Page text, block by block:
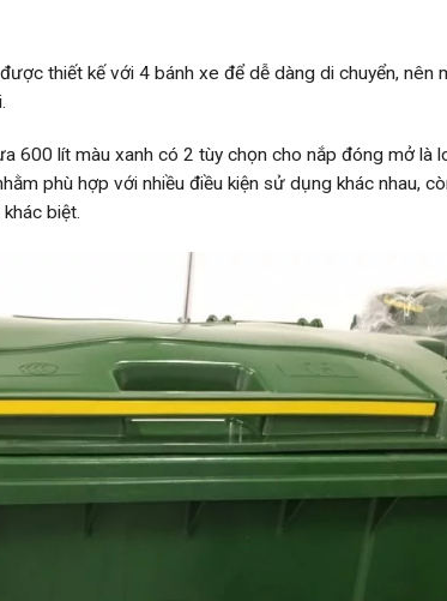
thiết kế với 4 bánh xe để dễ dàng di chuyển, nên
600 lít màu xanh có 2 tùy chọn cho nắp đóng mở là
phù hợp với nhiều điều kiện sử dụng khác nhau,
biệt.